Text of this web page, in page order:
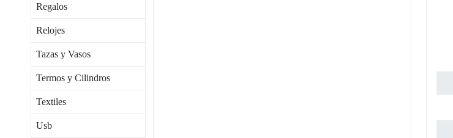
Regalos
Relojes
Tazas y Vasos
Termos y Cilindros
Textiles
Usb